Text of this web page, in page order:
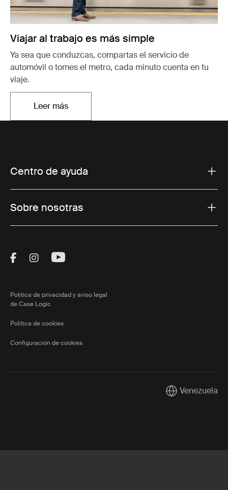
Viajar al trabajo es más simple
Ya sea que conduzcas, compartas el servicio de
automóvil o tomes el metro, cada minuto cuenta en tu
viaje.
Leer másSe abre en una nueva pestaña
Centro de ayuda
Sobre nosotras
Visit Thule on Facebook (external link)
Visit Thule on Instagram (external link)
Visit Thule on Youtube (external
Política de privacidad y aviso legal
de Case Logic
Política de cookies
Configuración de cookies
Current market/
Venezuela